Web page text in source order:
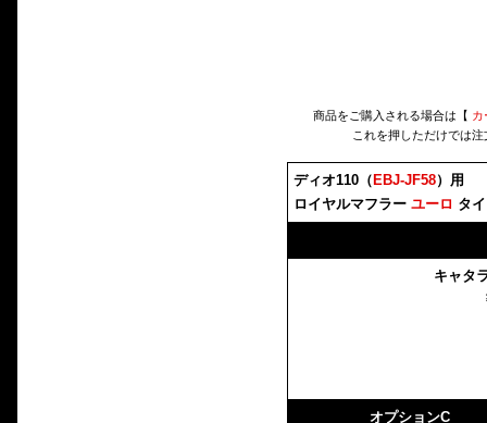
商品をご購入される場合は【 カ
これを押しただけでは
ディオ110（ EBJ-JF58）用
ロイヤルマフラー ユーロ タ
キャタ
オプションC